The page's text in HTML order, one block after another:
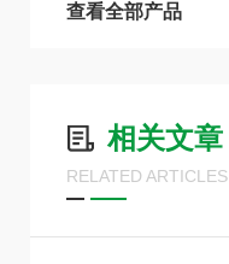
查看全部产品
相关文章
RELATED ARTICLES